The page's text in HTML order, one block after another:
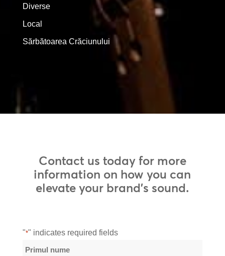
Diverse
Local
Sărbătoarea Crăciunului
Contact us today for more
information on how you can
elevate your brand’s sound.
"*" indicates required fields
Nume